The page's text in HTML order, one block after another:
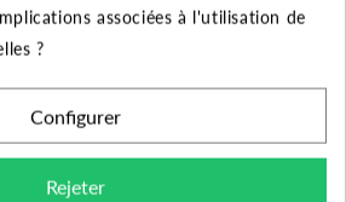
-10°C à +50°C
+40°C
associées à l'utilisation de
?
Configurer
Rejeter